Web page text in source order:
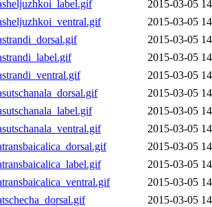
2015-03-05
2015-03-05
2015-03-05
2015-03-05
2015-03-05
2015-03-05
2015-03-05
2015-03-05
2015-03-05
2015-03-05
2015-03-05
2015-03-05